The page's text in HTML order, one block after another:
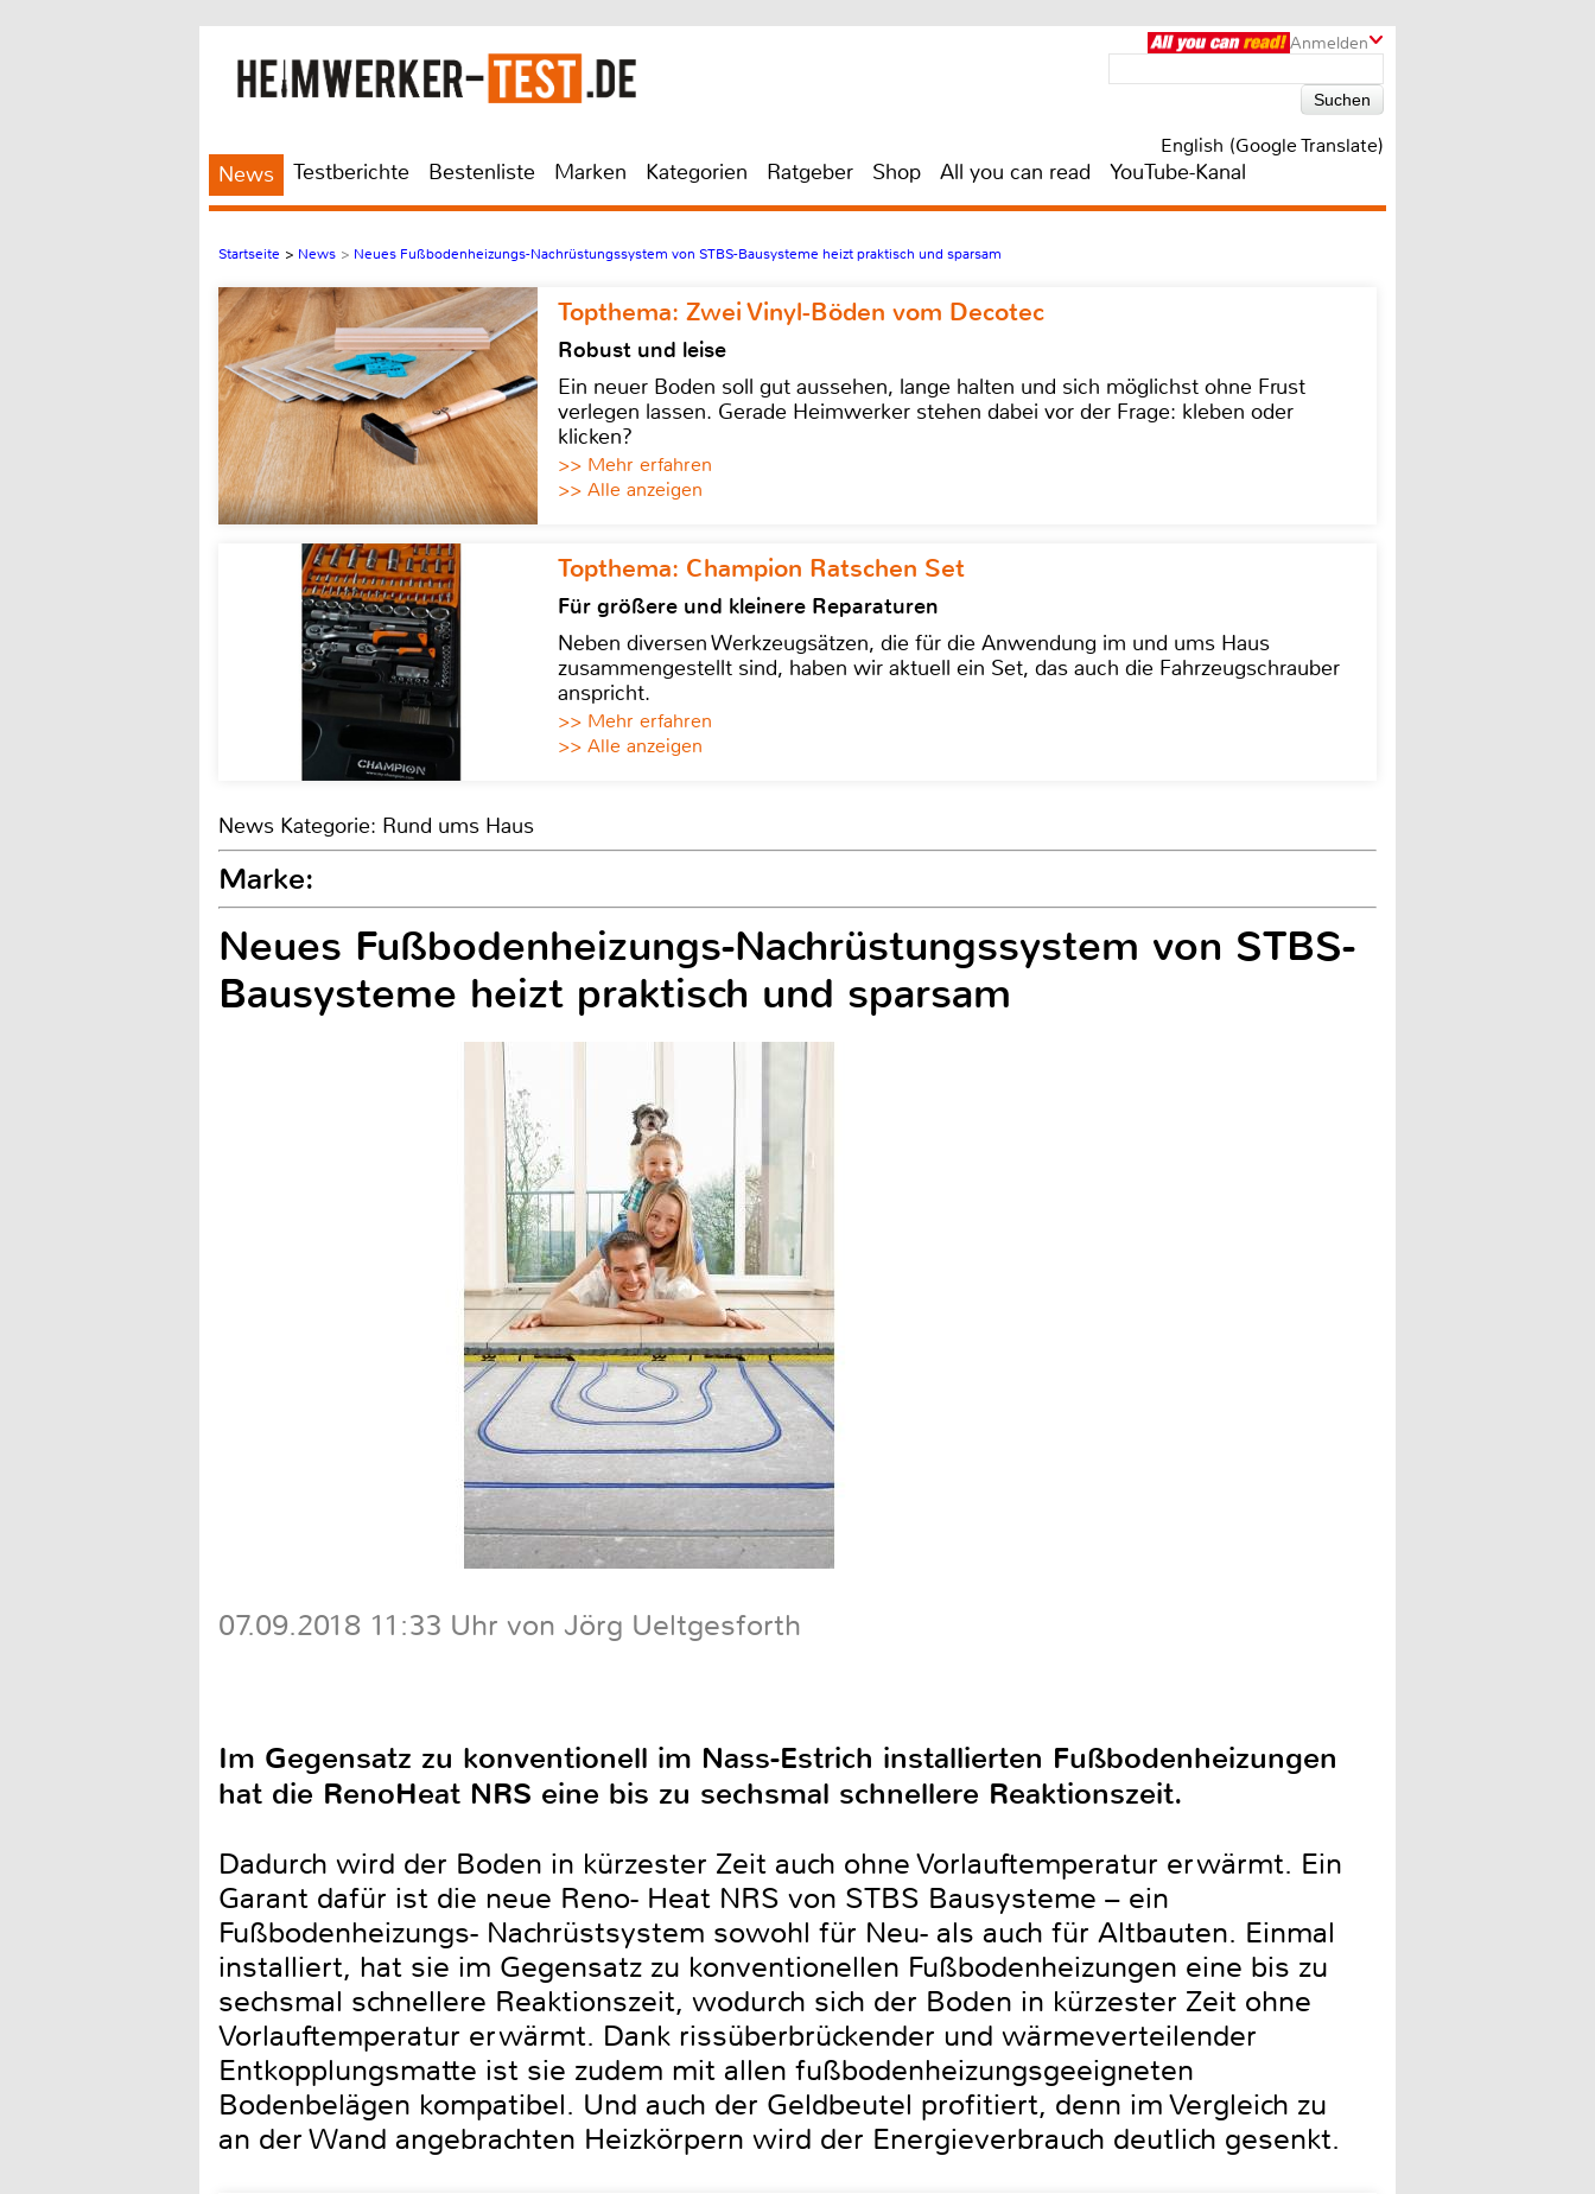
Anmelden
English (Google Translate)
News Testberichte Bestenliste Marken Kategorien Ratgeber Shop All you can read YouTube-Kanal
Startseite > News > Neues Fußbodenheizungs-Nachrüstungssystem von STBS-Bausysteme heizt praktisch und sparsam
Topthema: Zwei Vinyl-Böden vom Decotec
Robust und leise
Ein neuer Boden soll gut aussehen, lange halten und sich möglichst ohne Frust
verlegen lassen. Gerade Heimwerker stehen dabei vor der Frage: kleben oder
klicken?
>> Mehr erfahren
>> Alle anzeigen
Topthema: Champion Ratschen Set
Für größere und kleinere Reparaturen
Neben diversen Werkzeugsätzen, die für die Anwendung im und ums Haus
zusammengestellt sind, haben wir aktuell ein Set, das auch die Fahrzeugschrauber
anspricht.
>> Mehr erfahren
>> Alle anzeigen
News Kategorie: Rund ums Haus
Marke:
Neues Fußbodenheizungs-Nachrüstungssystem von STBS-
Bausysteme heizt praktisch und sparsam
07.09.2018 11:33 Uhr von Jörg Ueltgesforth
Im Gegensatz zu konventionell im Nass-Estrich installierten Fußbodenheizungen
hat die RenoHeat NRS eine bis zu sechsmal schnellere Reaktionszeit.
Dadurch wird der Boden in kürzester Zeit auch ohne Vorlauftemperatur erwärmt. Ein
Garant dafür ist die neue Reno- Heat NRS von STBS Bausysteme – ein
Fußbodenheizungs- Nachrüstsystem sowohl für Neu- als auch für Altbauten. Einmal
installiert, hat sie im Gegensatz zu konventionellen Fußbodenheizungen eine bis zu
sechsmal schnellere Reaktionszeit, wodurch sich der Boden in kürzester Zeit ohne
Vorlauftemperatur erwärmt. Dank rissüberbrückender und wärmeverteilender
Entkopplungsmatte ist sie zudem mit allen fußbodenheizungsgeeigneten
Bodenbelägen kompatibel. Und auch der Geldbeutel profitiert, denn im Vergleich zu
an der Wand angebrachten Heizkörpern wird der Energieverbrauch deutlich gesenkt.